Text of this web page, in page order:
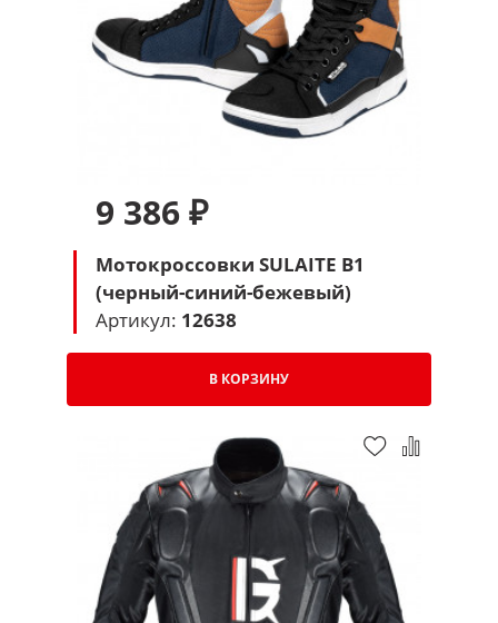
9 386 ₽
Мотокроссовки SULAITE B1
(черный-синий-бежевый)
Артикул: 12638
В КОРЗИНУ